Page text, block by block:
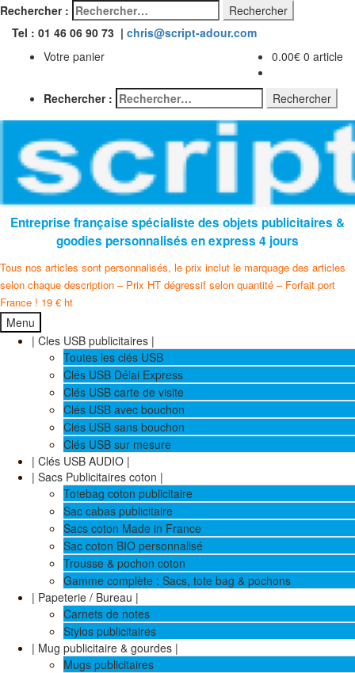
Rechercher :
Tel : 01 46 06 90 73 | chris@script-adour.com
0.00€ 0 article
Votre panier
Rechercher :
Entreprise française spécialiste des objets publicitaires &
goodies personnalisés en express 4 jours
Tous nos articles sont personnalisés, le prix inclut le marquage des articles
selon chaque description – Prix HT dégressif selon quantité – Forfait port
France ! 19 € ht
Menu
| Cles USB publicitaires |
Toutes les clés USB
Clés USB Délai Express
Clés USB carte de visite
Clés USB avec bouchon
Clés USB sans bouchon
Clés USB sur mesure
| Clés USB AUDIO |
| Sacs Publicitaires coton |
Totebag coton publicitaire
Sac cabas publicitaire
Sacs coton Made in France
Sac coton BIO personnalisé
Trousse & pochon coton
Gamme complète : Sacs, tote bag & pochons
| Papeterie / Bureau |
Carnets de notes
Stylos publicitaires
| Mug publicitaire & gourdes |
Mugs publicitaires